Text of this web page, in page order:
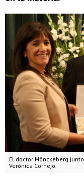
El doctor Mönckeberg
Verónica Cornejo.